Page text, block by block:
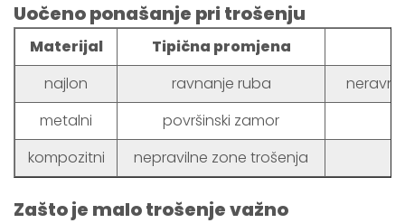
Uočeno ponašanje pri trošenju
Materijal
Tipična promjena
najlon
ravnanje ruba
metalni
površinski zamor
kompozitni
nepravilne zone trošenja
Zašto je malo trošenje važno